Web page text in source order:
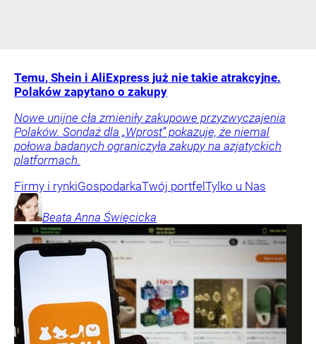
Temu, Shein i AliExpress już nie takie atrakcyjne.
Polaków zapytano o zakupy
Nowe unijne cła zmieniły zakupowe przyzwyczajenia
Polaków. Sondaż dla „Wprost” pokazuje, że niemal
połowa badanych ograniczyła zakupy na azjatyckich
platformach.
Firmy i rynkiGospodarkaTwój portfel Tylko u Nas
Beata Anna Święcicka